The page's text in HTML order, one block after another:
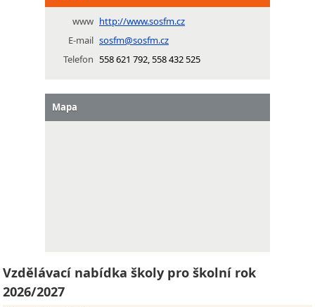
www http://www.sosfm.cz
E-mail sosfm@sosfm.cz
Telefon 558 621 792, 558 432 525
Mapa
Vzdělávací nabídka školy pro školní rok
2026/2027